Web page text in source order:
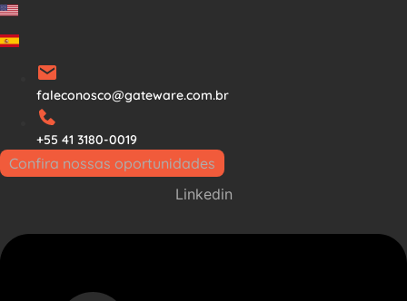
Ir
para
conteúdo
faleconosco@gateware.com.br
+55 41 3180-0019
Confira nossas oportunidades
Linkedin